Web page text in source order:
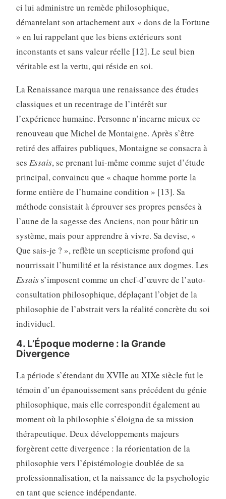
ci lui administre un remède philosophique,
démantelant son attachement aux « dons de la Fortune
» en lui rappelant que les biens extérieurs sont
inconstants et sans valeur réelle [12]. Le seul bien
véritable est la vertu, qui réside en soi.
La Renaissance marqua une renaissance des études
classiques et un recentrage de l’intérêt sur
l’expérience humaine. Personne n’incarne mieux ce
renouveau que Michel de Montaigne. Après s’être
retiré des affaires publiques, Montaigne se consacra à
ses Essais, se prenant lui-même comme sujet d’étude
principal, convaincu que « chaque homme porte la
forme entière de l’humaine condition » [13]. Sa
méthode consistait à éprouver ses propres pensées à
l’aune de la sagesse des Anciens, non pour bâtir un
système, mais pour apprendre à vivre. Sa devise, «
Que sais-je ? », reflète un scepticisme profond qui
nourrissait l’humilité et la résistance aux dogmes. Les
Essaiss’imposent comme un chef-d’œuvre de l’auto-
consultation philosophique, déplaçant l’objet de la
philosophie de l’abstrait vers la réalité concrète du soi
individuel.
4. L’Époque moderne : la Grande
Divergence
La période s’étendant du XVIIe au XIXe siècle fut le
témoin d’un épanouissement sans précédent du génie
philosophique, mais elle correspondit également au
moment où la philosophie s’éloigna de sa mission
thérapeutique. Deux développements majeurs
forgèrent cette divergence : la réorientation de la
philosophie vers l’épistémologie doublée de sa
professionnalisation, et la naissance de la psychologie
en tant que science indépendante.